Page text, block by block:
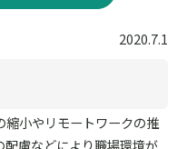
2020.7.1
小やリモートワークの推
慮などにより職場環境が